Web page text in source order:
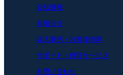
会社情報
お知らせ
導入事例・お客様の声
サポート・保守サービス
お問い合わせ